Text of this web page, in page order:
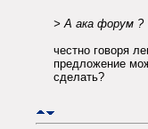
> А ака форум ?
честно говоря
предложение
сделать?